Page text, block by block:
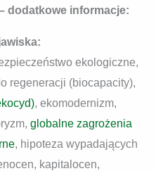
dodatkowe informacje:
ekologiczne,
regeneracji (biocapacity),
, ekomodernizm,
globalne zagrożenia
, hipoteza wypadających
kapitalocen,